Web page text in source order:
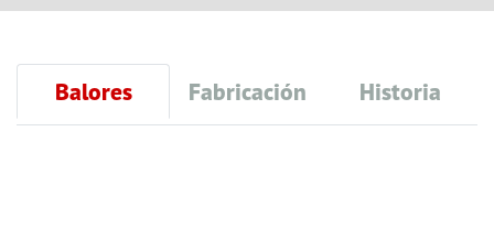
Balores Fabricación Historia